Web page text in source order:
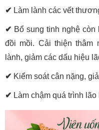
✔ Làm lành các vết
✔ Bổ sung tinh nghệ còn
đồi mồi. Cải thiện thâm
lành, giảm các dấu hiệu
✔ Kiểm soát cân nặng,
✔ Làm chậm quá trình